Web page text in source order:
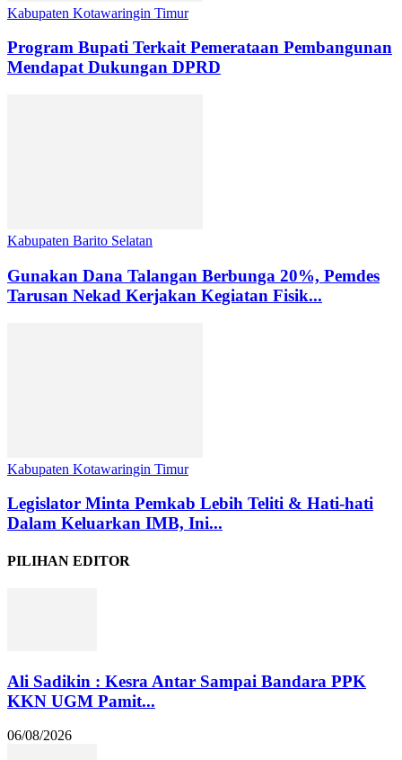
Kabupaten Kotawaringin Timur
Program Bupati Terkait Pemerataan Pembangunan
Mendapat Dukungan DPRD
Kabupaten Barito Selatan
Gunakan Dana Talangan Berbunga 20%, Pemdes
Tarusan Nekad Kerjakan Kegiatan Fisik...
Kabupaten Kotawaringin Timur
Legislator Minta Pemkab Lebih Teliti & Hati-hati
Dalam Keluarkan IMB, Ini...
PILIHAN EDITOR
Ali Sadikin : Kesra Antar Sampai Bandara PPK
KKN UGM Pamit...
06/08/2026